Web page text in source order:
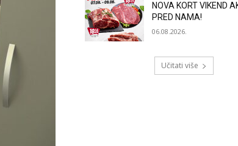
NOVA KORT VIKEND
PRED NAMA!
06.08.2026.
Učitati više